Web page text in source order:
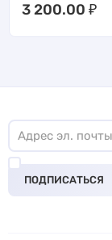
3 200.00 ₽
ПОДПИСАТЬСЯ